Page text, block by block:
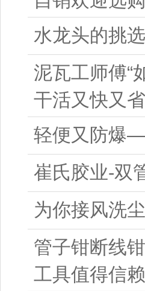
水龙头的挑
泥瓦工师傅“
干活又快又
轻便又防爆
崔氏胶业-双
为你接风洗
管子钳断线
工具值得信赖